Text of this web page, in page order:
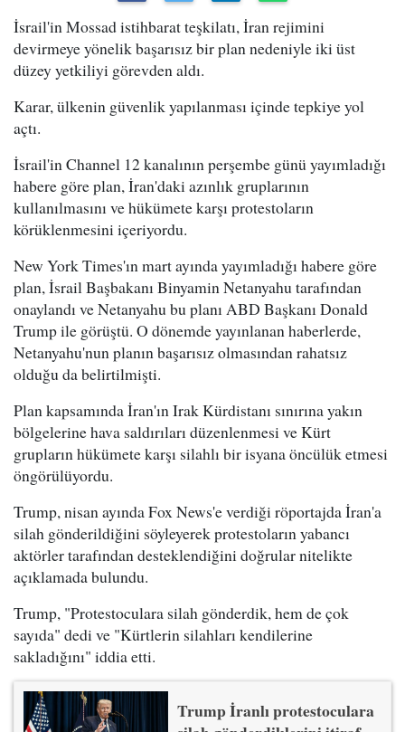
İsrail'in Mossad istihbarat teşkilatı, İran rejimini
devirmeye yönelik başarısız bir plan nedeniyle iki üst
düzey yetkiliyi görevden aldı.
Karar, ülkenin güvenlik yapılanması içinde tepkiye yol
açtı.
İsrail'in Channel 12 kanalının perşembe günü yayımladığı
habere göre plan, İran'daki azınlık gruplarının
kullanılmasını ve hükümete karşı protestoların
körüklenmesini içeriyordu.
New York Times'ın mart ayında yayımladığı habere göre
plan, İsrail Başbakanı Binyamin Netanyahu tarafından
onaylandı ve Netanyahu bu planı ABD Başkanı Donald
Trump ile görüştü. O dönemde yayınlanan haberlerde,
Netanyahu'nun planın başarısız olmasından rahatsız
olduğu da belirtilmişti.
Plan kapsamında İran'ın Irak Kürdistanı sınırına yakın
bölgelerine hava saldırıları düzenlenmesi ve Kürt
grupların hükümete karşı silahlı bir isyana öncülük etmesi
öngörülüyordu.
Trump, nisan ayında Fox News'e verdiği röportajda İran'a
silah gönderildiğini söyleyerek protestoların yabancı
aktörler tarafından desteklendiğini doğrular nitelikte
açıklamada bulundu.
Trump, "Protestoculara silah gönderdik, hem de çok
sayıda" dedi ve "Kürtlerin silahları kendilerine
sakladığını" iddia etti.
Trump İranlı protestoculara